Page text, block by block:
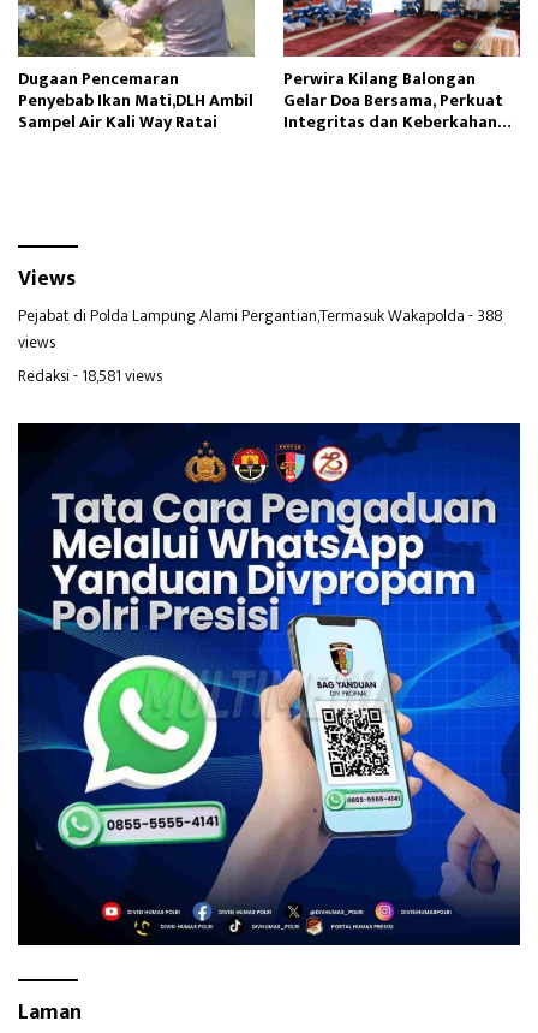
Dugaan Pencemaran
Penyebab Ikan Mati,DLH Ambil
Sampel Air Kali Way Ratai
Perwira Kilang Balongan
Gelar Doa Bersama, Perkuat
Integritas dan Keberkahan
Views
Pejabat di Polda Lampung Alami Pergantian,Termasuk Wakapolda- 388
views
Redaksi- 18,581 views
Laman